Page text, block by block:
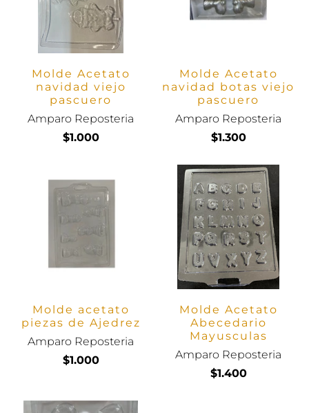
Molde Acetato
navidad viejo
pascuero
Amparo Reposteria
$1.000
Molde Acetato
navidad botas viejo
pascuero
Amparo Reposteria
$1.300
Molde acetato
piezas de Ajedrez
Amparo Reposteria
$1.000
Molde Acetato
Abecedario
Mayusculas
Amparo Reposteria
$1.400